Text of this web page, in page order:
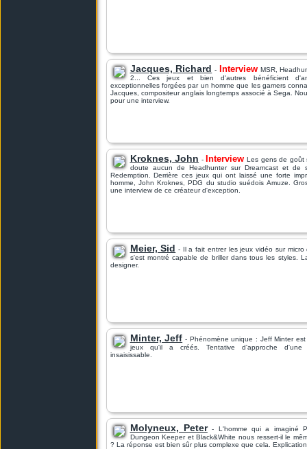
Jacques, Richard - InterviewMSR,
2... Ces jeux et bien d'autres bénéficient
exceptionnelles forgées par un homme que les gamers
Jacques, compositeur anglais longtemps associé à Sega.
pour une interview.
Kroknes, John - Interview Les gens de goût
doute aucun de Headhunter sur Dreamcast et de
Redemption. Derrière ces jeux qui ont laissé une forte
homme, John Kroknes, PDG du studio suédois Amuze.
une interview de ce créateur d'exception.
Meier, Sid - Il a fait entrer les jeux vidéo sur
s'est montré capable de briller dans tous les styles.
designer.
Minter, Jeff - Phénomène unique : Jeff Minter
jeux qu'il a créés. Tentative d'approche d'une
insaisissable.
Molyneux, Peter- L'homme qui a imaginé
Dungeon Keeper et Black&White nous ressert-il le
? La réponse est bien sûr plus complexe que cela.